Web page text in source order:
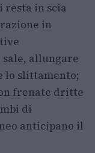
resta in scia
in
allungare
lo slittamento;
frenate dritte
di
anticipano il